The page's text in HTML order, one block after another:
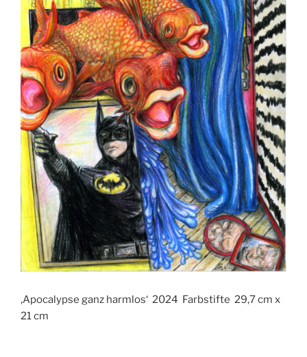
‚Apocalypse ganz harmlos‘ 2024 Farbstifte 29,7 cm x
21 cm